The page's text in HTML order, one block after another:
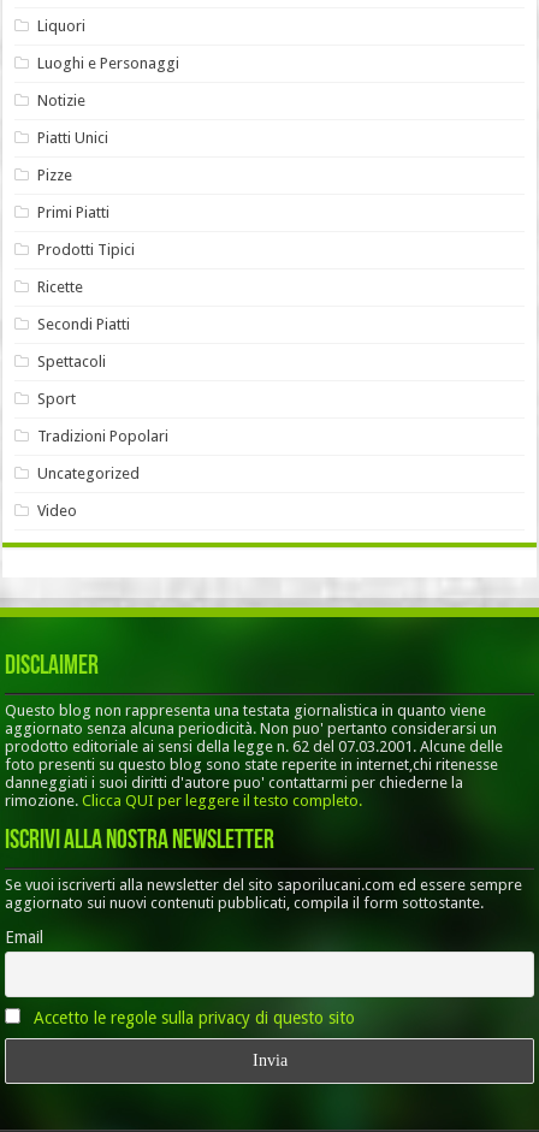
Liquori
Luoghi e Personaggi
Notizie
Piatti Unici
Pizze
Primi Piatti
Prodotti Tipici
Ricette
Secondi Piatti
Spettacoli
Sport
Tradizioni Popolari
Uncategorized
Video
Disclaimer
Questo blog non rappresenta una testata giornalistica in quanto viene
aggiornato senza alcuna periodicità. Non puo' pertanto considerarsi un
prodotto editoriale ai sensi della legge n. 62 del 07.03.2001. Alcune delle
foto presenti su questo blog sono state reperite in internet,chi ritenesse
danneggiati i suoi diritti d'autore puo' contattarmi per chiederne la
rimozione.Clicca QUI per leggere il testo completo.
Iscrivi alla nostra Newsletter
Se vuoi iscriverti alla newsletter del sito saporilucani.com ed essere sempre
aggiornato sui nuovi contenuti pubblicati, compila il form sottostante.
Email
Accetto le regole sulla privacy di questo sito